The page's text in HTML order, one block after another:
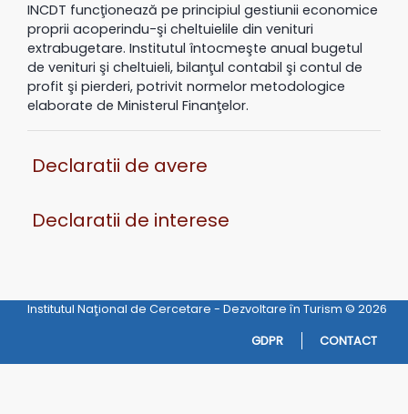
INCDT funcţionează pe principiul gestiunii economice
proprii acoperindu-şi cheltuielile din venituri
extrabugetare. Institutul întocmeşte anual bugetul
de venituri şi cheltuieli, bilanţul contabil şi contul de
profit şi pierderi, potrivit normelor metodologice
elaborate de Ministerul Finanţelor.
Declaratii de avere
Declaratii de interese
Institutul Naţional de Cercetare - Dezvoltare în Turism © 2026
GDPR CONTACT